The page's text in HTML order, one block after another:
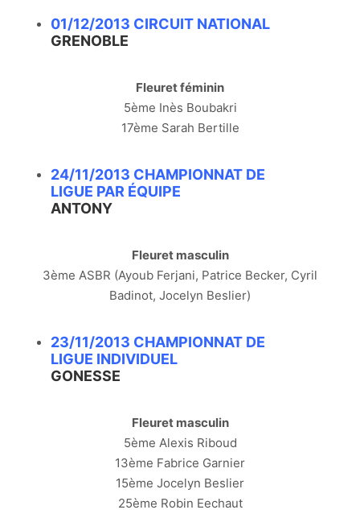
01/12/2013 CIRCUIT NATIONAL
GRENOBLE
Fleuret féminin
5ème Inès Boubakri
17ème Sarah Bertille
24/11/2013 CHAMPIONNAT DE
LIGUE PAR ÉQUIPE
ANTONY
Fleuret masculin
3ème ASBR (Ayoub Ferjani, Patrice Becker, Cyril
Badinot, Jocelyn Beslier)
23/11/2013 CHAMPIONNAT DE
LIGUE INDIVIDUEL
GONESSE
Fleuret masculin
5ème Alexis Riboud
13ème Fabrice Garnier
15ème Jocelyn Beslier
25ème Robin Eechaut